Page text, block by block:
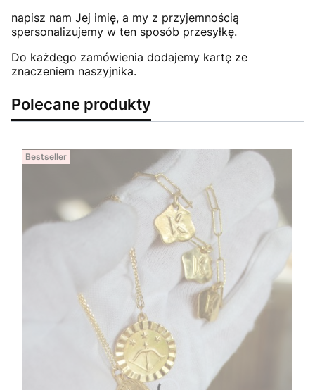
napisz nam Jej imię, a my z przyjemnością
spersonalizujemy w ten sposób przesyłkę.
Do każdego zamówienia dodajemy kartę ze
znaczeniem naszyjnika.
Polecane produkty
Bestseller